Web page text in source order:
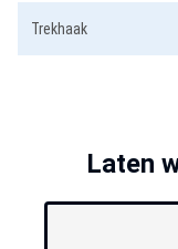
Trekhaak
Laten